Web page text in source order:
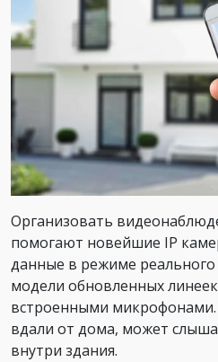
Организовать
помогают новейшие IP
данные в режиме
модели обновленных
встроенными микрофонами.
вдали от дома, может
внутри здания.